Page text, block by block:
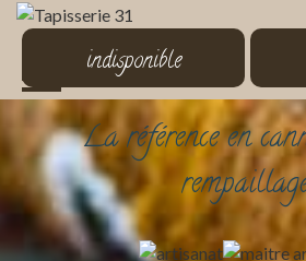
indisponible
La référence en